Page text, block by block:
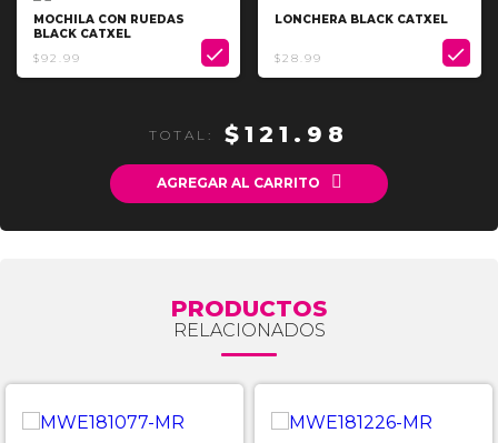
MOCHILA CON RUEDAS
BLACK CATXEL
$92.99

LONCHERA BLACK CATXEL
$28.99 
TOTAL: $121.98
AGREGAR AL CARRITO 
PRODUCTOS
RELACIONADOS